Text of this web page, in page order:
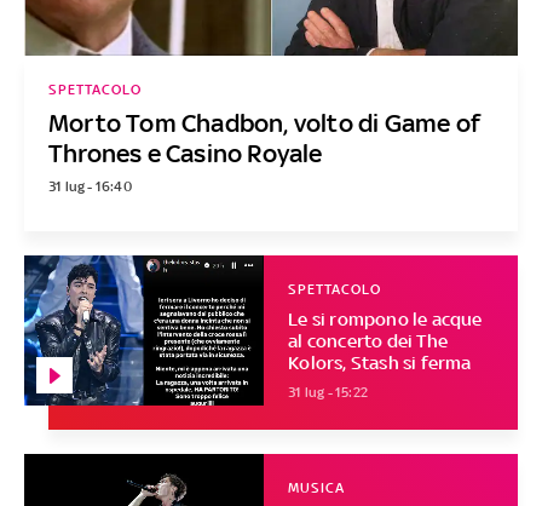
Morto Tom Chadbon, volto di Game of
Thrones e Casino Royale
SPETTACOLO
31 lug - 16:40
Le si rompono le acque
al concerto dei The
Kolors, Stash si ferma
SPETTACOLO
31 lug - 15:22
MUSICA